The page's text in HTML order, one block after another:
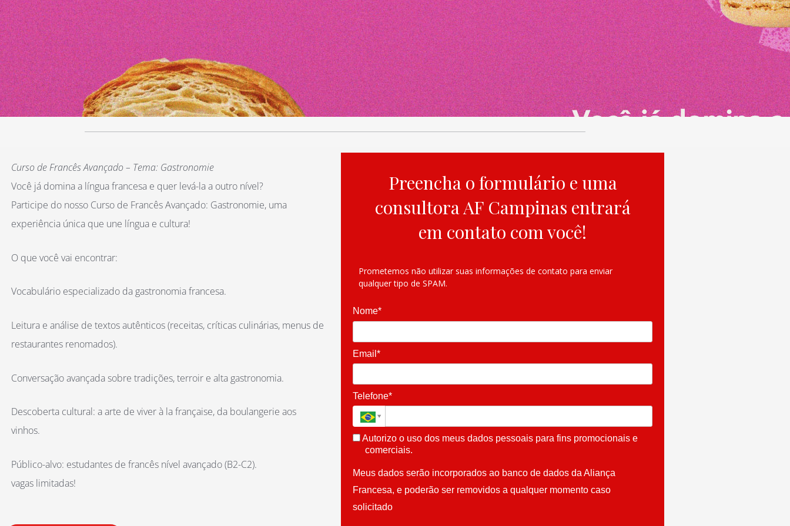
Curso de Francês Avançado – Tema: Gastronomie
Você já domina a língua francesa e quer levá-la a outro nível?
Participe do nosso Curso de Francês Avançado: Gastronomie, uma
experiência única que une língua e cultura!
O que você vai encontrar:
Vocabulário especializado da gastronomia francesa.
Leitura e análise de textos autênticos (receitas, críticas culinárias, menus de
restaurantes renomados).
Conversação avançada sobre tradições, terroir e alta gastronomia.
Descoberta cultural: a arte de viver à la française, da boulangerie aos
vinhos.
Público-alvo: estudantes de francês nível avançado (B2-C2).
vagas limitadas!
Preencha o formulário e uma
consultora AF Campinas entrará
em contato com você!
Prometemos não utilizar suas informações de contato para enviar
qualquer tipo de SPAM.
Nome*
Email*
Telefone*
Autorizo o uso dos meus dados pessoais para fins promocionais e
comerciais.
Meus dados serão incorporados ao banco de dados da Aliança
Francesa, e poderão ser removidos a qualquer momento caso
solicitado